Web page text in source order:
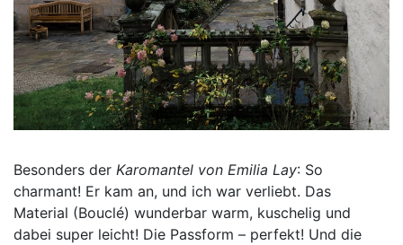
Besonders der Karomantel von Emilia Lay: So
charmant! Er kam an, und ich war verliebt. Das
Material (Bouclé) wunderbar warm, kuschelig und
dabei super leicht! Die Passform – perfekt! Und die